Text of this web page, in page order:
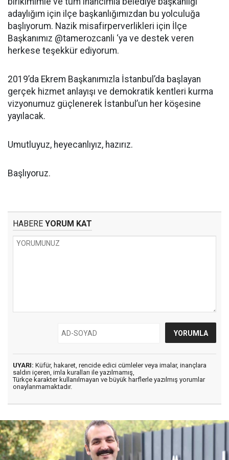
adaylığım için ilçe başkanlığımızdan bu yolculuğa
başlıyorum. Nazik misafirperverlikleri için İlçe
Başkanımız @tamerozcanli ‘ya ve destek veren
herkese teşekkür ediyorum.
2019’da Ekrem Başkanımızla İstanbul’da başlayan
gerçek hizmet anlayışı ve demokratik kentleri kurma
vizyonumuz güçlenerek İstanbul’un her köşesine
yayılacak.
Umutluyuz, heyecanlıyız, hazırız.
Başlıyoruz.
HABERE YORUM KAT
UYARI: Küfür, hakaret, rencide edici cümleler veya imalar, inançlara
saldırı içeren, imla kuralları ile yazılmamış,
Türkçe karakter kullanılmayan ve büyük harflerle yazılmış yorumlar
onaylanmamaktadır.